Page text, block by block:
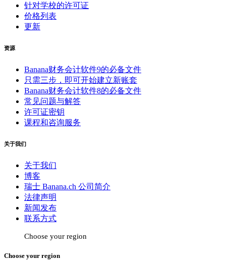
针对学校的许可证
价格列表
更新
资源
Banana财务会计软件9的必备文件
只需三步，即可开始建立新账套
Banana财务会计软件8的必备文件
常见问题与解答
许可证密钥
课程和咨询服务
关于我们
关于我们
博客
瑞士 Banana.ch 公司简介
法律声明
新闻发布
联系方式
Choose your region
Choose your region